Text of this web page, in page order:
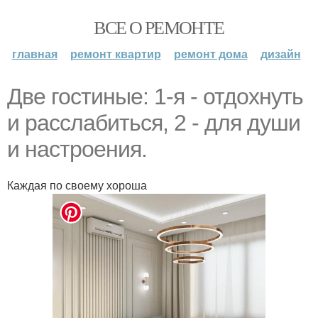
ВСЕ О РЕМОНТЕ
главная ремонт квартир ремонт дома дизайн
Две гостиные: 1-я - отдохнуть
и расслабиться, 2 - для души
и настроения.
Каждая по своему хороша